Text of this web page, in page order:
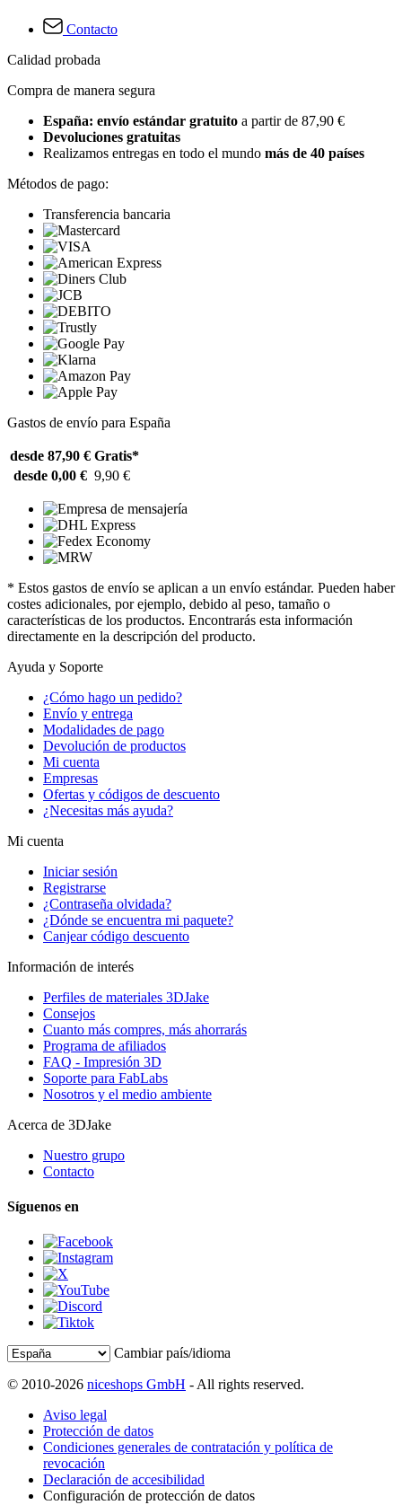
Contacto
Calidad probada
Compra de manera segura
España: envío estándar gratuito a partir de 87,90 €
Devoluciones gratuitas
Realizamos entregas en todo el mundo más de 40 países
Métodos de pago:
Transferencia bancaria
Gastos de envío para España
desde 87,90 € Gratis*
desde 0,00 € 9,90 €
* Estos gastos de envío se aplican a un envío estándar. Pueden haber
costes adicionales, por ejemplo, debido al peso, tamaño o
características de los productos. Encontrarás esta información
directamente en la descripción del producto.
Ayuda y Soporte
¿Cómo hago un pedido?
Envío y entrega
Modalidades de pago
Devolución de productos
Mi cuenta
Empresas
Ofertas y códigos de descuento
¿Necesitas más ayuda?
Mi cuenta
Iniciar sesión
Registrarse
¿Contraseña olvidada?
¿Dónde se encuentra mi paquete?
Canjear código descuento
Información de interés
Perfiles de materiales 3DJake
Consejos
Cuanto más compres, más ahorrarás
Programa de afiliados
FAQ - Impresión 3D
Soporte para FabLabs
Nosotros y el medio ambiente
Acerca de 3DJake
Nuestro grupo
Contacto
Síguenos en
Cambiar país/idioma
© 2010-2026 niceshops GmbH - All rights reserved.
Aviso legal
Protección de datos
Condiciones generales de contratación y política de
revocación
Declaración de accesibilidad
Configuración de protección de datos